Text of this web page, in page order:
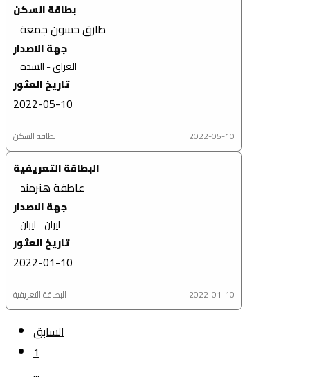
بطاقة السكن
طارق حسون جمعة
جهة الاصدار
العراق - السدة
تاريخ العثور
2022-05-10
بطاقة السكن 2022-05-10
البطاقة التعريفية
عاطفة هنرمند
جهة الاصدار
ايران - ايران
تاريخ العثور
2022-01-10
البطاقة التعريفية 2022-01-10
السابق
1
...